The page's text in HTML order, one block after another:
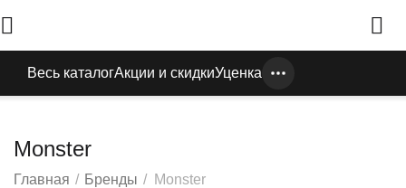
Весь каталогАкции и скидкиУценка
Monster
Главная / Бренды / Monster